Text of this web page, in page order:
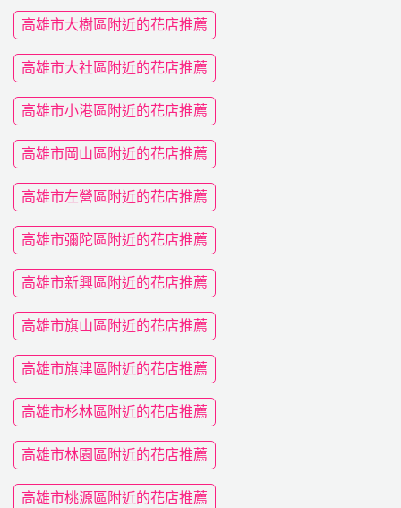
高雄市大樹區附近的花店推薦
高雄市大社區附近的花店推薦
高雄市小港區附近的花店推薦
高雄市岡山區附近的花店推薦
高雄市左營區附近的花店推薦
高雄市彌陀區附近的花店推薦
高雄市新興區附近的花店推薦
高雄市旗山區附近的花店推薦
高雄市旗津區附近的花店推薦
高雄市杉林區附近的花店推薦
高雄市林園區附近的花店推薦
高雄市桃源區附近的花店推薦